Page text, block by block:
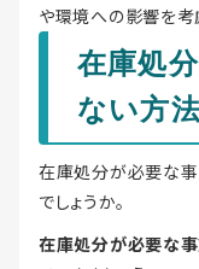
や環境への影響を考
在庫処
ない方
在庫処分が必要な
でしょうか。
在庫処分が必要な